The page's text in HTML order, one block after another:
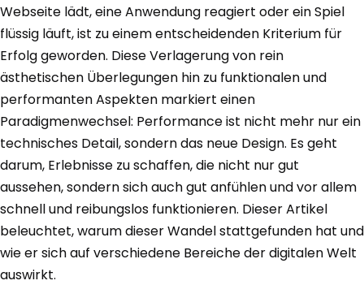
Webseite lädt, eine Anwendung reagiert oder ein Spiel
flüssig läuft, ist zu einem entscheidenden Kriterium für
Erfolg geworden. Diese Verlagerung von rein
ästhetischen Überlegungen hin zu funktionalen und
performanten Aspekten markiert einen
Paradigmenwechsel: Performance ist nicht mehr nur ein
technisches Detail, sondern das neue Design. Es geht
darum, Erlebnisse zu schaffen, die nicht nur gut
aussehen, sondern sich auch gut anfühlen und vor allem
schnell und reibungslos funktionieren. Dieser Artikel
beleuchtet, warum dieser Wandel stattgefunden hat und
wie er sich auf verschiedene Bereiche der digitalen Welt
auswirkt.